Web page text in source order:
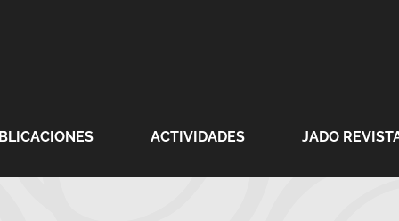
ACTIVIDADES JADO